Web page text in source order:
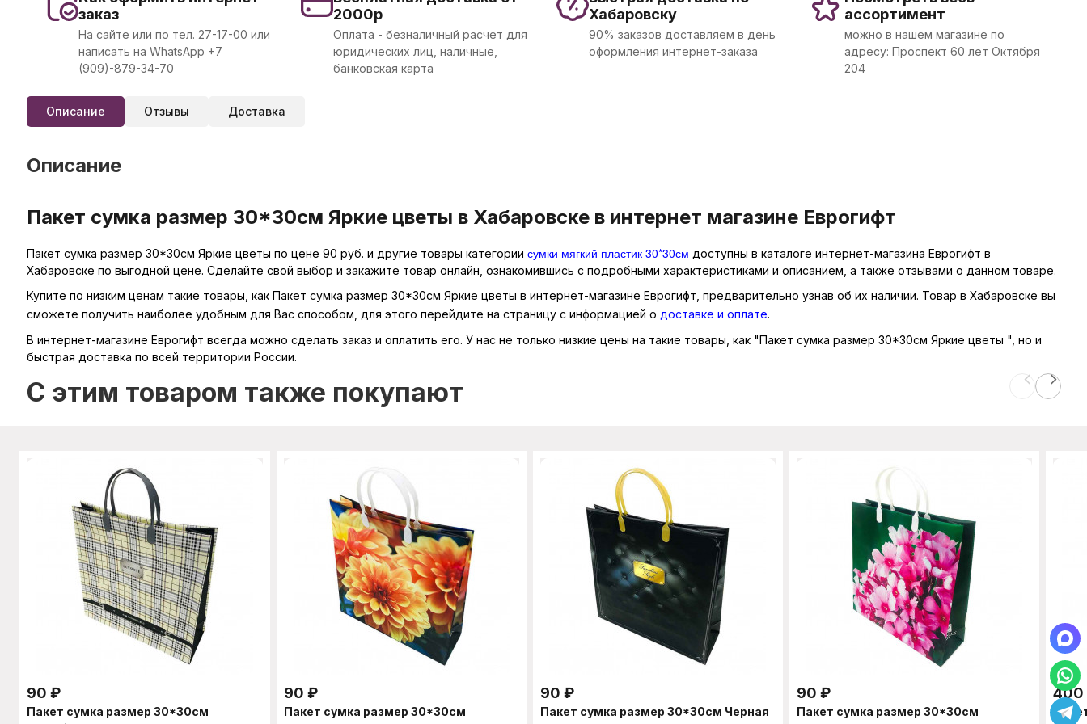
заказ
На сайте или по тел. 27-17-00 или
написать на WhatsApp +7
(909)-879-34-70
2000р
Оплата - безналичный расчет для
юридических лиц, наличные,
банковская карта
Хабаровску
90% заказов доставляем в день
оформления интернет-заказа
ассортимент
можно в нашем магазине по
адресу: Проспект 60 лет Октября
204
Описание Отзывы Доставка
Описание
Пакет сумка размер 30*30см Яркие цветы в Хабаровске в интернет магазине Еврогифт
Пакет сумка размер 30*30см Яркие цветы по цене 90 руб. и другие товары категории сумки мягкий пластик 30*30см доступны в каталоге интернет-магазина Еврогифт в
Хабаровске по выгодной цене. Сделайте свой выбор и закажите товар онлайн, ознакомившись с подробными характеристиками и описанием, а также отзывами о данном товаре.
Купите по низким ценам такие товары, как Пакет сумка размер 30*30см Яркие цветы в интернет-магазине Еврогифт, предварительно узнав об их наличии. Товар в Хабаровске вы
сможете получить наиболее удобным для Вас способом, для этого перейдите на страницу с информацией о доставке и оплате.
В интернет-магазине Еврогифт всегда можно сделать заказ и оплатить его. У нас не только низкие цены на такие товары, как "Пакет сумка размер 30*30см Яркие цветы ", но и
быстрая доставка по всей территории России.
C этим товаром также покупают
90 ₽
Пакет сумка размер 30*30см
90 ₽
Пакет сумка размер 30*30см
90 ₽
Пакет сумка размер 30*30см Черная
90 ₽
Пакет сумка размер 30*30см
400